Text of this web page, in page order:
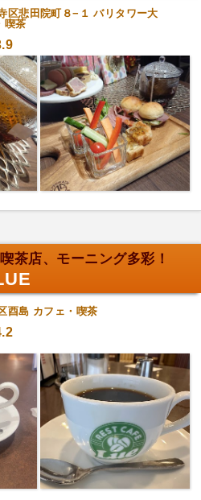
区悲田院町８−１ バリタワー大
喫茶
茶店、モーニング多彩！
酉島 カフェ・喫茶